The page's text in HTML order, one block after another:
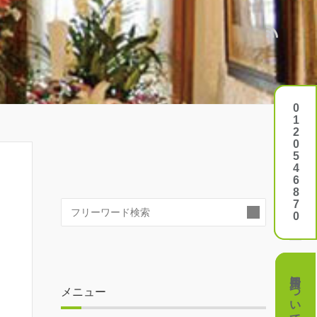
0120546870
費用について
メニュー
0120546870
費用について